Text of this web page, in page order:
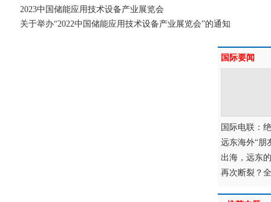
2023中国储能应用技术设备产业展览会
关于举办“2022中国储能应用技术设备产业展览会”的通知
国际要闻
国际电联：
远东海外“朋
出海，远东
再次断裂？